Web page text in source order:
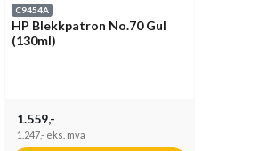
C9454A
HP Blekkpatron No.70 Gul
(130ml)
1.559,-
1.247,- eks. mva